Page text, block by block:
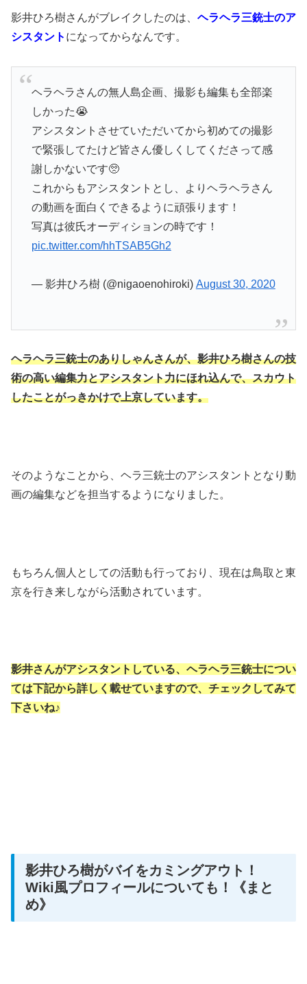
影井ひろ樹さんがブレイクしたのは、 ヘラヘラ三銃士のア
シスタント になってからなんです。
ヘラヘラさんの無人島企画、撮影も編集も全部楽
しかった😭
アシスタントさせていただいてから初めての撮影
で緊張してたけど皆さん優しくしてくださって感
謝しかないです🥺
これからもアシスタントとし、よりヘラヘラさん
の動画を面白くできるように頑張ります！
写真は彼氏オーディションの時です！
pic.twitter.com/hhTSAB5Gh2
— 影井ひろ樹 (@nigaoenohiroki) August 30, 2020
ヘラヘラ三銃士のありしゃんさんが、影井ひろ樹さんの技
術の高い編集力とアシスタント力にほれ込んで、スカウト
したことがっきかけで上京しています。
そのようなことから、ヘラ三銃士のアシスタントとなり動
画の編集などを担当するようになりました。
もちろん個人としての活動も行っており、現在は鳥取と東
京を行き来しながら活動されています。
影井さんがアシスタントしている、ヘラヘラ三銃士につい
ては下記から詳しく載せていますので、チェックしてみて
下さいね♪
影井ひろ樹がバイをカミングアウト！
Wiki風プロフィールについても！《まと
め》